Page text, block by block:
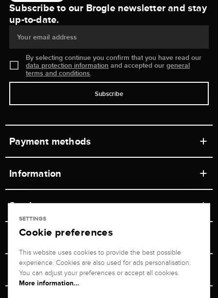
Subscribe to our Brogle newsletter and stay
up-to-date.
Your email address
By selecting continue you confirm that you have read our
data protection information and accepted ourgeneral
terms and conditions.
Subscribe
Payment methods
Information
Retail store
Shipping & Payment
Advisor
Service
Contact
Unsubscribe from newsletter
Returns service
Jeweler Brogle
About us
Company
Personal adviser
SETTINGS
Cookie preferences
This website uses cookies to provide the best possible
experience. Cookies are also used for ads personalisation.
You can adjust your preferences or accept all cookies.
More information...